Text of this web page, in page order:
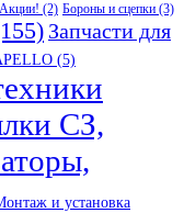
Акции! (2) Бороны и сцепки (3)
Запчасти для
(5)
СЗ,
и установка